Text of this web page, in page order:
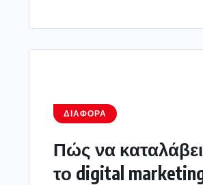
ΔΙΆΦΟΡΑ
Πώς να
το digital